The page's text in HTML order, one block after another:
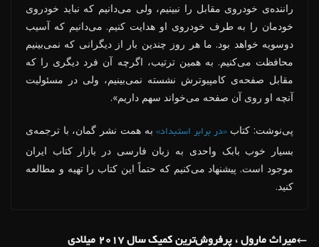
راننده‌ی خودروی مقابل را نبینیم، ولی می‌دانیم که نباید خودروی
خودمان را به طرف خودروی او هدایت کنیم. می‌دانیم که آسیب
دوسویه خواهد بود. ما هر روز چندین بار از دیگرانی که نمی‌بینیم
محافظت می‌کنیم. به همین ترتیب، اگرچه آن فرد دیگری را که
مقابل صفحه‌ی کامپیوترش نشسته نمی‌بینیم، ولی در مسئولیت
آنچه او روی آن صفحه می‌خواند سهم داریم».
پی‌نوشت: کتاب«در برابر استبداد»به همت نشر گمان، با ترجمه‌ی
بسیار خوب بابک واحدی به زبان فارسی در بازار کتاب ایران
موجود است. پیشنهاد می‌کنیم که حتماً این کتاب را تهیه و مطالعه
کنید.
میراث مارول ، پرفروش‌ترین کمیک سال ۲۰۱۷ میلادی